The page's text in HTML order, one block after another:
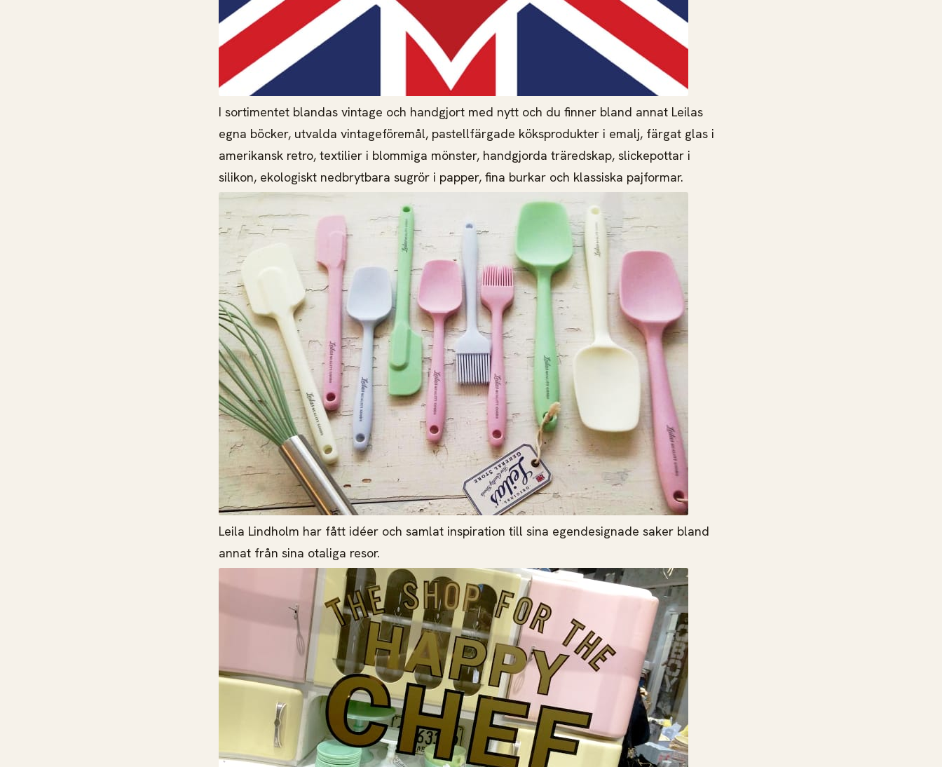
I sortimentet blandas vintage och handgjort med nytt och du finner bland annat Leilas
egna böcker, utvalda vintageföremål, pastellfärgade köksprodukter i emalj, färgat glas i
amerikansk retro, textilier i blommiga mönster, handgjorda träredskap, slickepottar i
silikon, ekologiskt nedbrytbara sugrör i papper, fina burkar och klassiska pajformar.
Leila Lindholm har fått idéer och samlat inspiration till sina egendesignade saker bland
annat från sina otaliga resor.